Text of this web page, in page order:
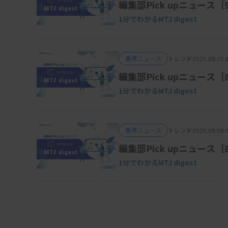
編集部Pick upニュース［
1分でわかるMTJ digest
業界ニュース トレンド 2025.08.25
編集部Pick upニュース［
1分でわかるMTJ digest
業界ニュース トレンド 2025.08.08
編集部Pick upニュース［
1分でわかるMTJ digest